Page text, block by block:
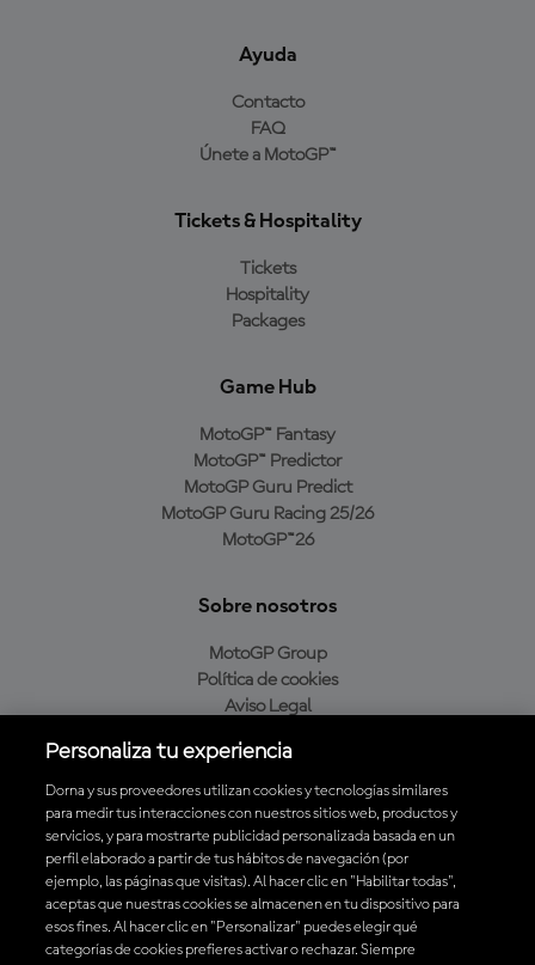
Ayuda
Contacto
FAQ
Únete a MotoGP™
Tickets & Hospitality
Tickets
Hospitality
Packages
Game Hub
MotoGP™ Fantasy
MotoGP™ Predictor
MotoGP Guru Predict
MotoGP Guru Racing 25/26
MotoGP™26
Sobre nosotros
MotoGP Group
Política de cookies
Aviso Legal
Política de compra
Descarga la aplicación oficial de MotoGP™
Personaliza tu experiencia
Dorna y sus proveedores utilizan cookies y tecnologías similares
para medir tus interacciones con nuestros sitios web, productos y
servicios, y para mostrarte publicidad personalizada basada en un
perfil elaborado a partir de tus hábitos de navegación (por
ejemplo, las páginas que visitas). Al hacer clic en "Habilitar todas",
aceptas que nuestras cookies se almacenen en tu dispositivo para
esos fines. Al hacer clic en "Personalizar" puedes elegir qué
categorías de cookies prefieres activar o rechazar. Siempre